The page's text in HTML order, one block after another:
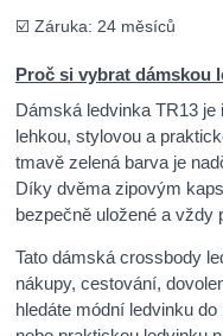
☑️ Záruka: 24 měsíců
Proč si vybrat dámskou
Dámská ledvinka TR13 je
lehkou, stylovou a
tmavě zelená barva je
Díky dvěma zipovým
bezpečně uložené a vždy
Tato dámská crossbody
nákupy, cestování,
hledáte módní ledvinku